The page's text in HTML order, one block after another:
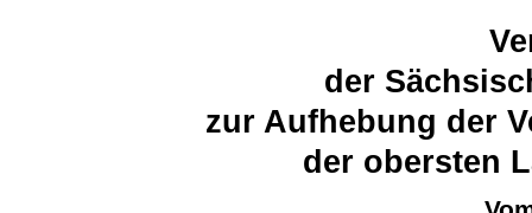
der
zur Aufhebung der
der obersten